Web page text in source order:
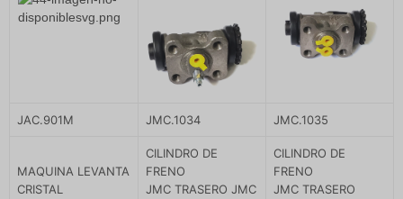
JAC.901M JMC.1034 JMC.1035
MAQUINA LEVANTA
CRISTAL
CILINDRO DE
FRENO
JMC TRASERO JMC
CILINDRO DE
FRENO
JMC TRASERO